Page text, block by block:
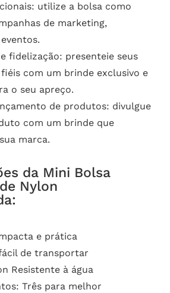
utilize a bolsa como
de marketing,
fidelização: presenteie seus
com um brinde exclusivo e
o seu apreço.
de produtos: divulgue
com um brinde que
marca.
da Mini Bolsa
Nylon
e prática
de transportar
Resistente à água
Três para melhor